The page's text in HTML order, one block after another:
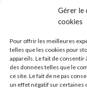
Gérer le
cookies
Pour offrir les meilleures
telles que les cookies pour
appareils. Le fait de
des données telles que le
ce site. Le fait de ne pas
un effet négatif sur certaines